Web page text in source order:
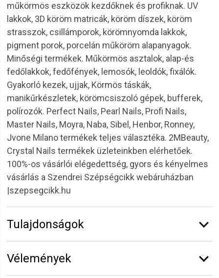
műkörmös eszközök kezdőknek és profiknak. UV
lakkok, 3D köröm matricák, köröm díszek, köröm
strasszok, csillámporok, körömnyomda lakkok,
pigment porok, porcelán műköröm alapanyagok.
Minőségi termékek. Műkörmös asztalok, alap-és
fedőlakkok, fedőfények, lemosók, leoldók, fixálók.
Gyakorló kezek, ujjak, Körmös táskák,
manikűrkészletek, körömcsiszoló gépek, bufferek,
polírozók. Perfect Nails, Pearl Nails, Profi Nails,
Master Nails, Moyra, Naba, Sibel, Henbor, Ronney,
Jvone Milano termékek teljes választéka. 2MBeauty,
Crystal Nails termékek üzleteinkben elérhetőek.
100%-os vásárlói elégedettség, gyors és kényelmes
vásárlás a Szendrei Szépségcikk webáruházban
|szepsegcikk.hu
Tulajdonságok
Vélemények